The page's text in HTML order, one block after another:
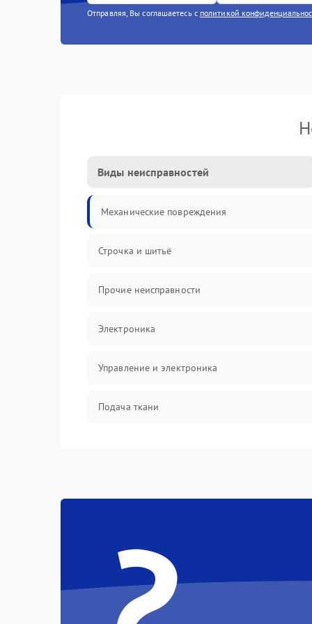
Отправляя, Вы соглашаетесь с политикой
Виды неисправностей
Механические повреждения
Строчка и шитьё
Прочие неисправности
Электроника
Управление и электроника
Подача ткани